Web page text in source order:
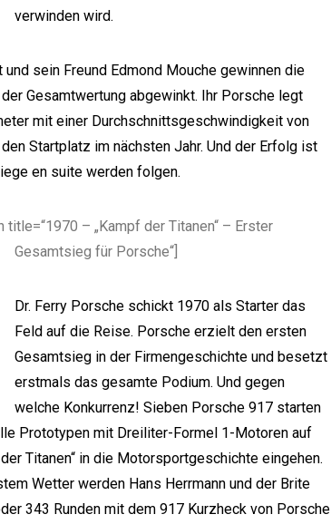
verwinden wird.
sein Freund Edmond Mouche gewinnen die
Gesamtwertung abgewinkt. Ihr Porsche legt
mit einer Durchschnittsgeschwindigkeit von
Startplatz im nächsten Jahr. Und der Erfolg ist
en suite werden folgen.
– „Kampf der Titanen“ – Erster
Gesamtsieg für Porsche“]
Dr. Ferry Porsche schickt 1970 als Starter das
Feld auf die Reise. Porsche erzielt den ersten
Gesamtsieg in der Firmengeschichte und besetzt
erstmals das gesamte Podium. Und gegen
welche Konkurrenz! Sieben Porsche 917 starten
Prototypen mit Dreiliter-Formel 1-Motoren auf
Titanen“ in die Motorsportgeschichte eingehen.
Wetter werden Hans Herrmann und der Brite
343 Runden mit dem 917 Kurzheck von Porsche